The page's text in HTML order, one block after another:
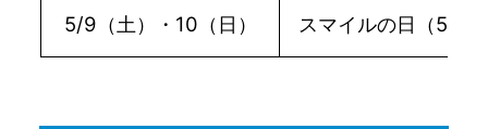
5/9（土）・10（日） スマイルの日（5月）